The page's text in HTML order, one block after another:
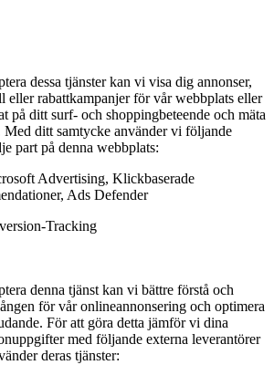
dessa tjänster kan vi visa dig annonser,
eller rabattkampanjer för vår webbplats eller
på ditt surf- och shoppingbeteende och mäta
Med ditt samtycke använder vi följande
part på denna webbplats:
Advertising, Klickbaserade
Ads Defender
Tracking
denna tjänst kan vi bättre förstå och
för vår onlineannonsering och optimera
För att göra detta jämför vi dina
med följande externa leverantörer
deras tjänster: